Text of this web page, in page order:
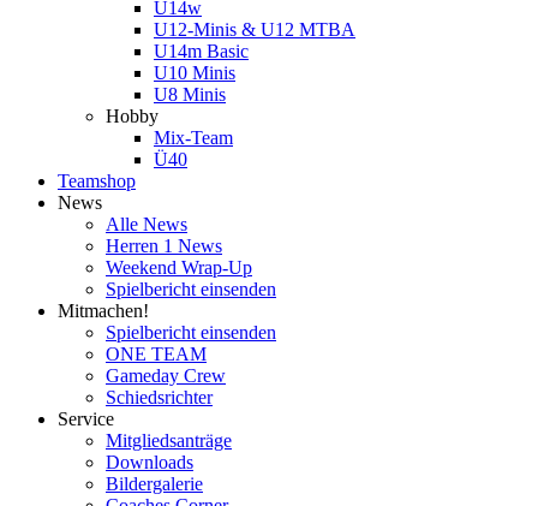
U14w
U12-Minis & U12 MTBA
U14m Basic
U10 Minis
U8 Minis
Hobby
Mix-Team
Ü40
Teamshop
News
Alle News
Herren 1 News
Weekend Wrap-Up
Spielbericht einsenden
Mitmachen!
Spielbericht einsenden
ONE TEAM
Gameday Crew
Schiedsrichter
Service
Mitgliedsanträge
Downloads
Bildergalerie